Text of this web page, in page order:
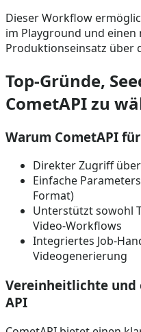
Dieser Workflow
im Playground und
Produktionseinsatz über
Top-Gründe,
CometAPI zu
Warum CometAPI
Direkter Zugriff
Einfache
Format)
Unterstützt sowohl
Video-Workflows
Integriertes Job-
Videogenerierung
Vereinheitlichte
API